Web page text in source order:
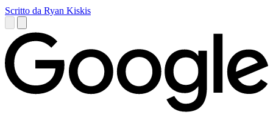
Scritto da Ryan Kiskis